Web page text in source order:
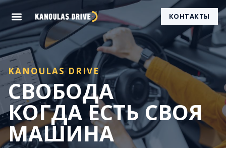
КОНТАКТЫ
KANOULAS DRIVE
СВОБОДА
КОГДА ЕСТЬ СВОЯ
МАШИНА